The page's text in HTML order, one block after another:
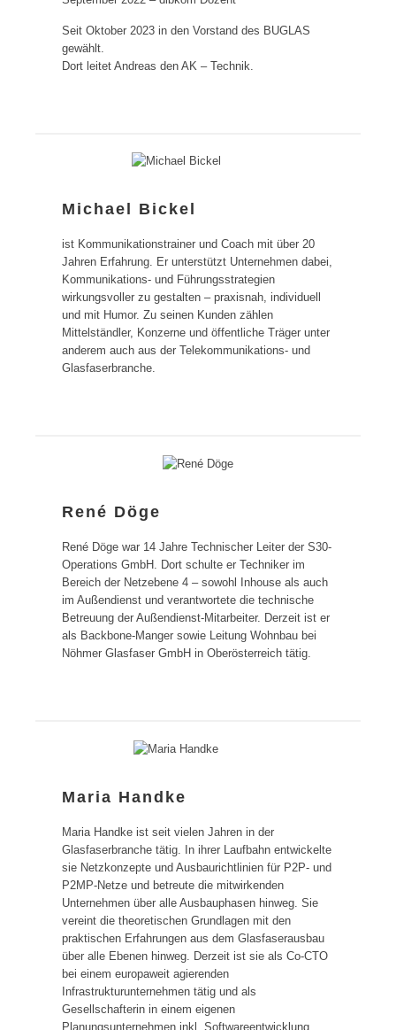
Seit Oktober 2023 in den Vorstand des BUGLAS
gewählt.
Dort leitet Andreas den AK – Technik.
Michael Bickel
ist Kommunikationstrainer und Coach mit über 20
Jahren Erfahrung. Er unterstützt Unternehmen dabei,
Kommunikations- und Führungsstrategien
wirkungsvoller zu gestalten – praxisnah, individuell
und mit Humor. Zu seinen Kunden zählen
Mittelständler, Konzerne und öffentliche Träger unter
anderem auch aus der Telekommunikations- und
Glasfaserbranche.
René Döge
René Döge war 14 Jahre Technischer Leiter der S30-
Operations GmbH. Dort schulte er Techniker im
Bereich der Netzebene 4 – sowohl Inhouse als auch
im Außendienst und verantwortete die technische
Betreuung der Außendienst-Mitarbeiter. Derzeit ist er
als Backbone-Manger sowie Leitung Wohnbau bei
Nöhmer Glasfaser GmbH in Oberösterreich tätig.
Maria Handke
Maria Handke ist seit vielen Jahren in der
Glasfaserbranche tätig. In ihrer Laufbahn entwickelte
sie Netzkonzepte und Ausbaurichtlinien für P2P- und
P2MP-Netze und betreute die mitwirkenden
Unternehmen über alle Ausbauphasen hinweg. Sie
vereint die theoretischen Grundlagen mit den
praktischen Erfahrungen aus dem Glasfaserausbau
über alle Ebenen hinweg. Derzeit ist sie als Co-CTO
bei einem europaweit agierenden
Infrastrukturunternehmen tätig und als
Gesellschafterin in einem eigenen
Planungsunternehmen inkl. Softwareentwicklung